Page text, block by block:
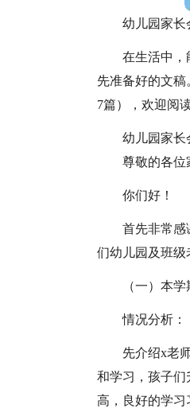
幼儿园家长
在生活中，
先准备好的文
7篇），欢迎阅
幼儿园家长
尊敬的各位
你们好！
首先非常感
们幼儿园及班级
（一）本
情况分析：
先介绍x老
和学习，孩子
高，良好的学